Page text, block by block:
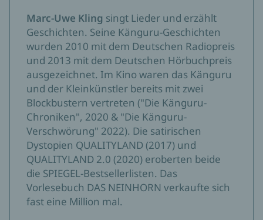
Marc-Uwe Kling singt Lieder und erzählt
Geschichten. Seine Känguru-Geschichten
wurden 2010 mit dem Deutschen Radiopreis
und 2013 mit dem Deutschen Hörbuchpreis
ausgezeichnet. Im Kino waren das Känguru
und der Kleinkünstler bereits mit zwei
Blockbustern vertreten ("Die Känguru-
Chroniken", 2020 & "Die Känguru-
Verschwörung" 2022). Die satirischen
Dystopien QUALITYLAND (2017) und
QUALITYLAND 2.0 (2020) eroberten beide
die SPIEGEL-Bestsellerlisten. Das
Vorlesebuch DAS NEINHORN verkaufte sich
fast eine Million mal.